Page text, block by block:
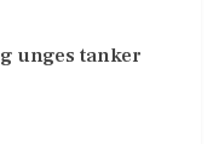
unges tanker